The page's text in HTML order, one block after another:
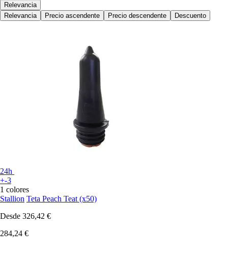
Relevancia
Relevancia
Precio ascendente Precio descendente Descuento
24h
+-3
1 colores
Stallion Teta Peach Teat (x50)
Desde 326,42 €
284,24 €